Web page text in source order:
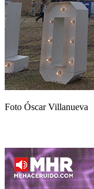
Foto Óscar Villanueva